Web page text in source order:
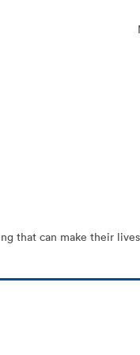
that can make their